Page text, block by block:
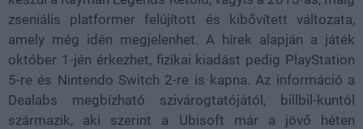
zseniális platformer felújított és kibővített változata,
amely még idén megjelenhet. A hírek alapján a játék
október 1-jén érkezhet, fizikai kiadást pedig PlayStation
5-re és Nintendo Switch 2-re is kapna. Az információ a
Dealabs megbízható szivárogtatójától, billbil-kuntól
származik, aki szerint a Ubisoft már a jövő héten